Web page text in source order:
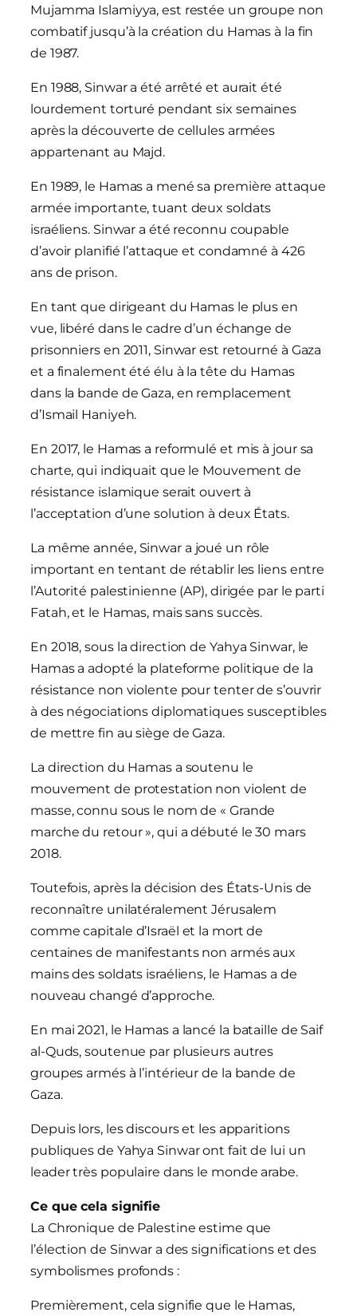
Mujamma Islamiyya, est restée un groupe non
combatif jusqu’à la création du Hamas à la fin
de 1987.
En 1988, Sinwar a été arrêté et aurait été
lourdement torturé pendant six semaines
après la découverte de cellules armées
appartenant au Majd.
En 1989, le Hamas a mené sa première attaque
armée importante, tuant deux soldats
israéliens. Sinwar a été reconnu coupable
d’avoir planifié l’attaque et condamné à 426
ans de prison.
En tant que dirigeant du Hamas le plus en
vue, libéré dans le cadre d’un échange de
prisonniers en 2011, Sinwar est retourné à Gaza
et a finalement été élu à la tête du Hamas
dans la bande de Gaza, en remplacement
d’Ismail Haniyeh.
En 2017, le Hamas a reformulé et mis à jour sa
charte, qui indiquait que le Mouvement de
résistance islamique serait ouvert à
l’acceptation d’une solution à deux États.
La même année, Sinwar a joué un rôle
important en tentant de rétablir les liens entre
l’Autorité palestinienne (AP), dirigée par le parti
Fatah, et le Hamas, mais sans succès.
En 2018, sous la direction de Yahya Sinwar, le
Hamas a adopté la plateforme politique de la
résistance non violente pour tenter de s’ouvrir
à des négociations diplomatiques susceptibles
de mettre fin au siège de Gaza.
La direction du Hamas a soutenu le
mouvement de protestation non violent de
masse, connu sous le nom de « Grande
marche du retour », qui a débuté le 30 mars
2018.
Toutefois, après la décision des États-Unis de
reconnaître unilatéralement Jérusalem
comme capitale d’Israël et la mort de
centaines de manifestants non armés aux
mains des soldats israéliens, le Hamas a de
nouveau changé d’approche.
En mai 2021, le Hamas a lancé la bataille de Saif
al-Quds, soutenue par plusieurs autres
groupes armés à l’intérieur de la bande de
Gaza.
Depuis lors, les discours et les apparitions
publiques de Yahya Sinwar ont fait de lui un
leader très populaire dans le monde arabe.
Ce que cela signifie
La Chronique de Palestine estime que
l’élection de Sinwar a des significations et des
symbolismes profonds :
Premièrement, cela signifie que le Hamas,